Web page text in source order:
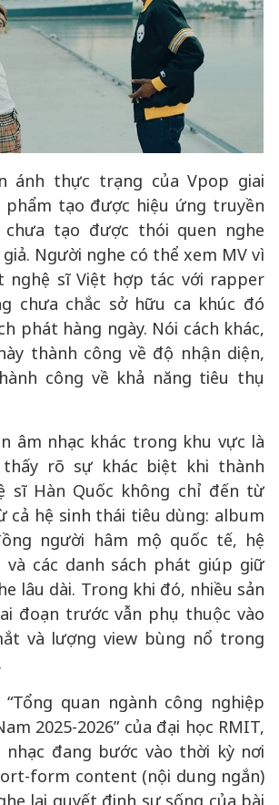
ánh thực trạng của Vpop giai
phẩm tạo được hiệu ứng truyền
chưa tạo được thói quen nghe
Người nghe có thể xem MV vì
nghệ sĩ Việt hợp tác với rapper
chưa chắc sở hữu ca khúc đó
phát hàng ngày. Nói cách khác,
thành công về độ nhận diện,
công về khả năng tiêu thụ
âm nhạc khác trong khu vực là
rõ sự khác biệt khi thành
sĩ Hàn Quốc không chỉ đến từ
cả hệ sinh thái tiêu dùng: album
người hâm mộ quốc tế, hệ
các danh sách phát giúp giữ
lâu dài. Trong khi đó, nhiều sản
đoạn trước vẫn phụ thuộc vào
và lượng view bùng nổ trong
quan ngành công nghiệp
2025-2026” của đại học RMIT,
đang bước vào thời kỳ nơi
form content (nội dung ngắn)
lại quyết định sự sống của bài